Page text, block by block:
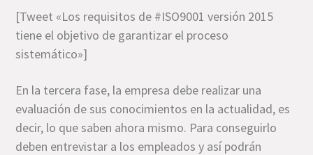
[Tweet «Los requisitos de #ISO9001 versión 2015
tiene el objetivo de garantizar el proceso
sistemático»]
En la tercera fase, la empresa debe realizar una
evaluación de sus conocimientos en la actualidad, es
decir, lo que saben ahora mismo. Para conseguirlo
deben entrevistar a los empleados y así podrán